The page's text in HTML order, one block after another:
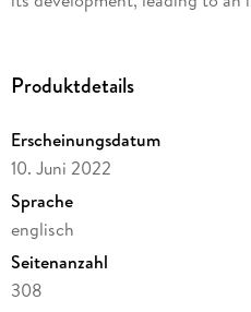
Gurdjieff's teachings, this book
students and scholars of
Produktdetails
Erscheinungsdatum
10. Juni 2022
Sprache
englisch
Seitenanzahl
308